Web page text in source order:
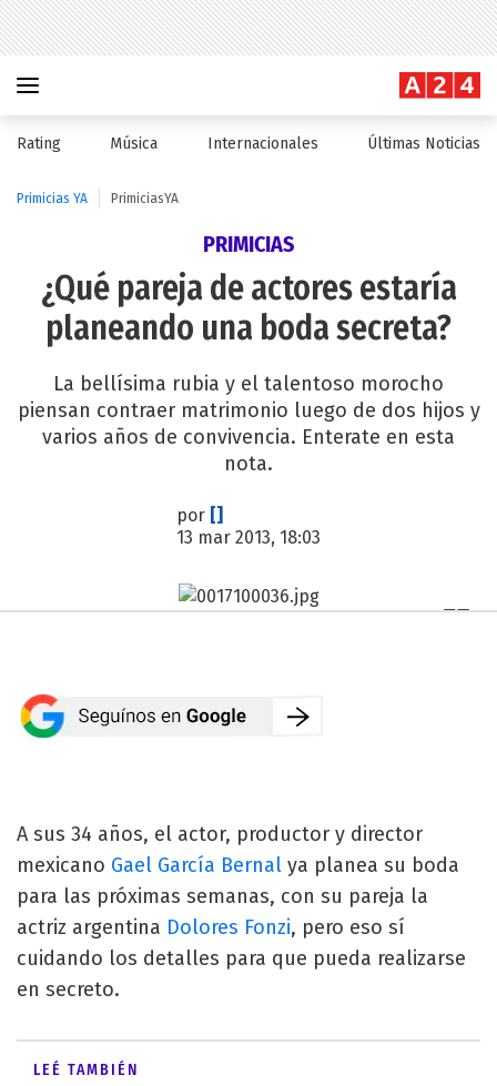
Rating Música Internacionales Últimas Noticias
Primicias YA PrimiciasYA
PRIMICIAS
¿Qué pareja de actores estaría
planeando una boda secreta?
La bellísima rubia y el talentoso morocho
piensan contraer matrimonio luego de dos hijos y
varios años de convivencia. Enterate en esta
nota.
por []
13 mar 2013, 18:03
A sus 34 años, el actor, productor y director
mexicano Gael García Bernal ya planea su boda
para las próximas semanas, con su pareja la
actriz argentina Dolores Fonzi, pero eso sí
cuidando los detalles para que pueda realizarse
en secreto.
LEÉ TAMBIÉN